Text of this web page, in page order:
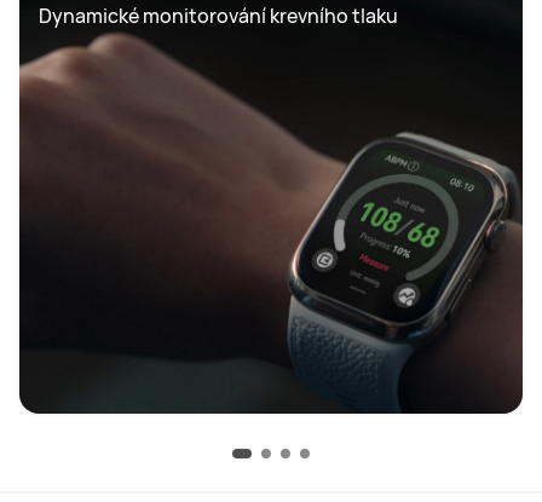
Dynamické monitorování krevního tlaku